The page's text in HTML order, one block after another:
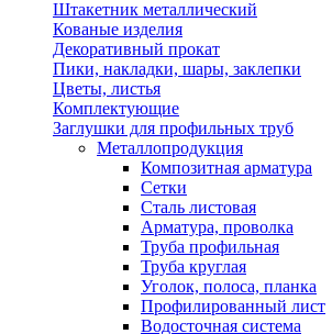
Штакетник металлический
Кованые изделия
Декоративный прокат
Пики, накладки, шары, заклепки
Цветы, листья
Комплектующие
Заглушки для профильных труб
Металлопродукция
Композитная арматура
Сетки
Сталь листовая
Арматура, проволка
Труба профильная
Труба круглая
Уголок, полоса, планка
Профилированный лист
Водосточная система